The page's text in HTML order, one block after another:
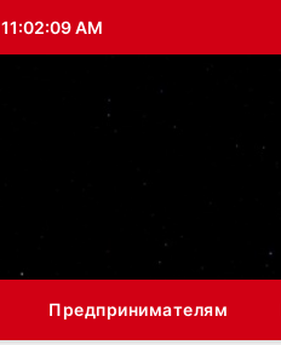
11:02:11 AM
Предпринимателям